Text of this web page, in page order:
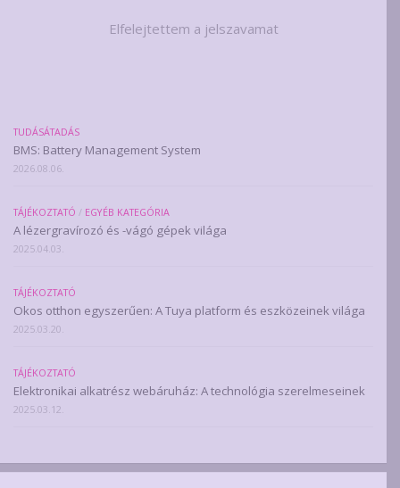
Elfelejtettem a jelszavamat
TUDÁSÁTADÁS
BMS: Battery Management System
2026.08.06.
TÁJÉKOZTATÓ / EGYÉB KATEGÓRIA
A lézergravírozó és -vágó gépek világa
2025.04.03.
TÁJÉKOZTATÓ
Okos otthon egyszerűen: A Tuya platform és eszközeinek világa
2025.03.20.
TÁJÉKOZTATÓ
Elektronikai alkatrész webáruház: A technológia szerelmeseinek
2025.03.12.